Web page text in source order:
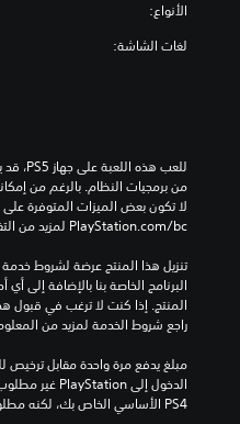
الأنواع:
لغات الشاشة:
‎PlayStation.com/bc لمزيد من التفاصيل.
راجع شروط الخدمة لمزيد من
PS4 الأساسي الخاص بك، لكنه مطلوب للاستخدام على أجهزة PS4 أخرى.